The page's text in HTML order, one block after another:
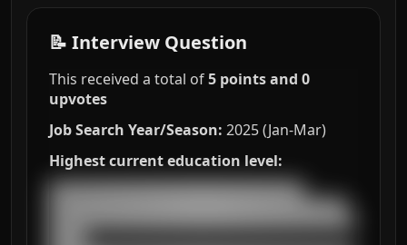
📝 Interview Question
This received a total of5 points and 0
upvotes
Job Search Year/Season: 2025 (Jan-Mar)
Highest current education level:
███████████████████████████████████
█████████████████████████████████████████
██████████████████████████████████████████